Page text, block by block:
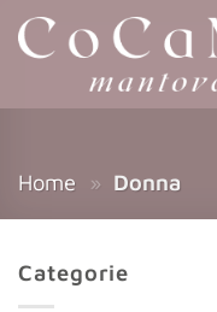
Home » Donna
Categorie